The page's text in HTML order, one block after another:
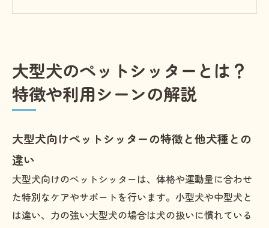
大型犬対応ペットシッターのサービス選びと比
とトラブル回避
ペットシッターの依頼手順と当日準備
店舗概要
大型犬のペットシッターとは？
特徴や利用シーンの解説
大型犬向けペットシッターの特徴と他犬種との
違い
大型犬向けのペットシッターは、体格や運動量に合わせ
た特別なケアやサポートを行います。小型犬や中型犬と
は違い、力の強い大型犬の場合は犬の扱いに慣れている